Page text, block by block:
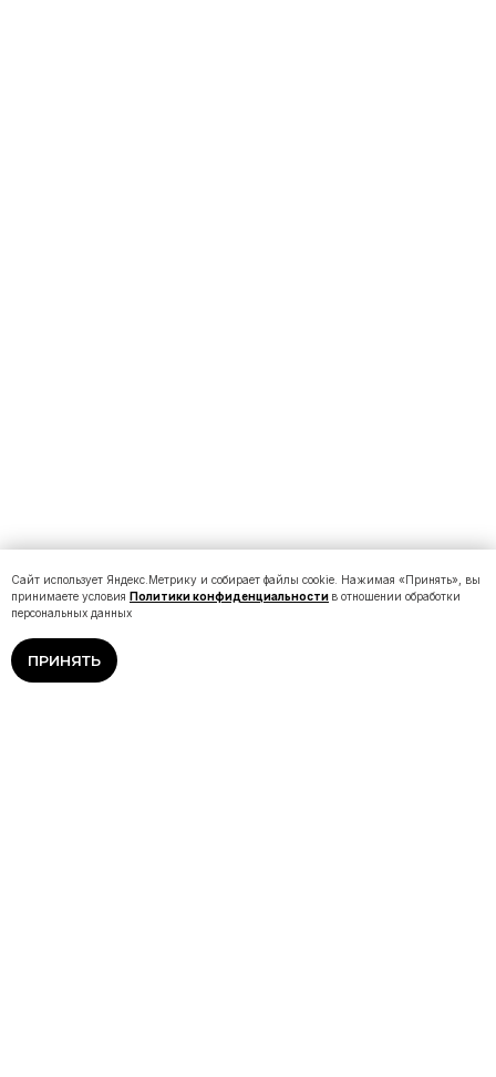
Сайт использует Яндекс.Метрику и собирает файлы cookie. Нажимая «Принять», вы
принимаете условия Политики конфиденциальности в отношении обработки
персональных данных
ПРИНЯТЬ